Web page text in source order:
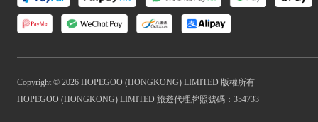
Copyright © 2026 HOPEGOO (HONGKONG) LIMITED 版權所有
HOPEGOO (HONGKONG) LIMITED 旅遊代理牌照號碼：354733